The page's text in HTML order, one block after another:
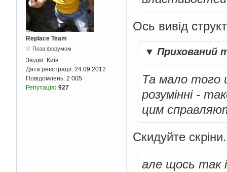
Replace Team
Поза форумом
Звідки: Київ
Дата реєстрації: 24.09.2012
Повідомлень: 2 005
Репутація: 927
Ось вивід
▼ Прихований
Та мало того
розумінні -
цим
Скидуйте
але щось так